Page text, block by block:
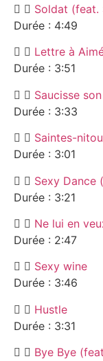
Soldat (feat.
Durée : 4:49
Lettre à
Durée : 3:51
Saucisse
Durée : 3:33
Saintes-
Durée : 3:01
Sexy Dance
Durée : 3:21
Ne lui en
Durée : 2:47
Sexy wine
Durée : 3:46
Hustle
Durée : 3:31
Bye Bye